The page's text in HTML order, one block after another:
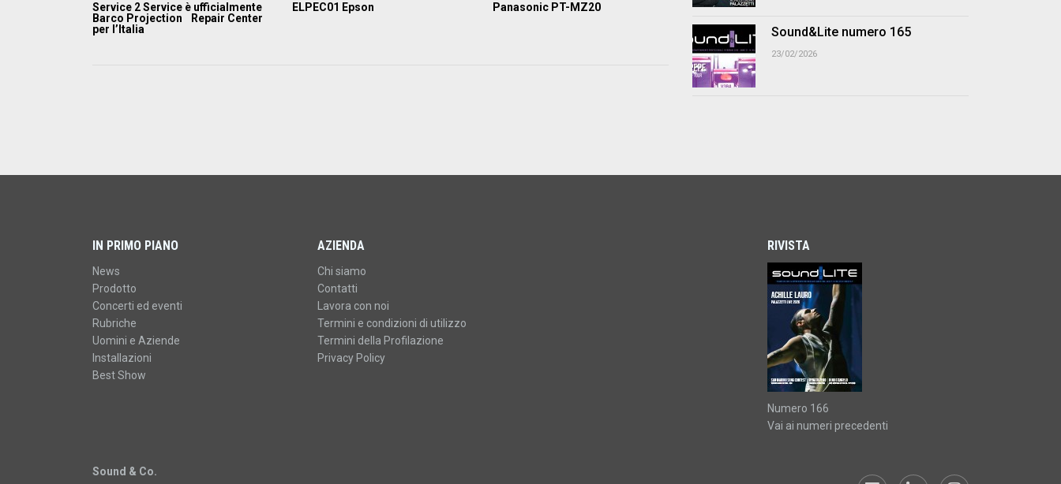
Service 2 Service è ufficialmente
Barco Projection Repair Center
per l’Italia
ELPEC01 Epson Panasonic PT-MZ20
Sound&Lite numero 165
23/02/2026
IN PRIMO PIANO
News
Prodotto
Concerti ed eventi
Rubriche
Uomini e Aziende
Installazioni
Best Show
AZIENDA
Chi siamo
Contatti
Lavora con noi
Termini e condizioni di utilizzo
Termini della Profilazione
Privacy Policy
RIVISTA
Numero 166
Vai ai numeri precedenti
Sound & Co.